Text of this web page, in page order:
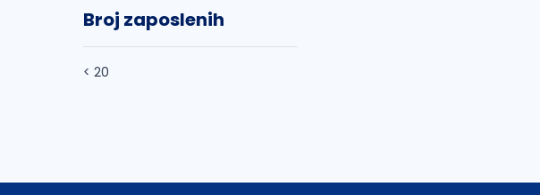
Broj zaposlenih
< 20